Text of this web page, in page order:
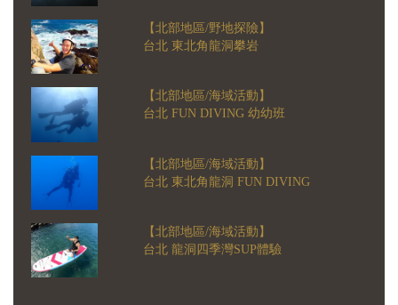
【北部地區/野地探險】
台北 東北角龍洞攀岩
【北部地區/海域活動】
台北 FUN DIVING 幼幼班
【北部地區/海域活動】
台北 東北角龍洞 FUN DIVING
【北部地區/海域活動】
台北 龍洞四季灣SUP體驗